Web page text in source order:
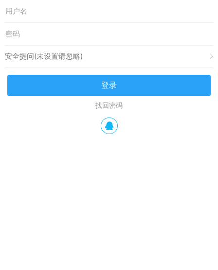
安全提问(未设置请忽略)
登录
找回密码